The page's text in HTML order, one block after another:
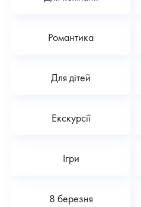
Романтика
Для дітей
Екскурсії
Ігри
8 березня